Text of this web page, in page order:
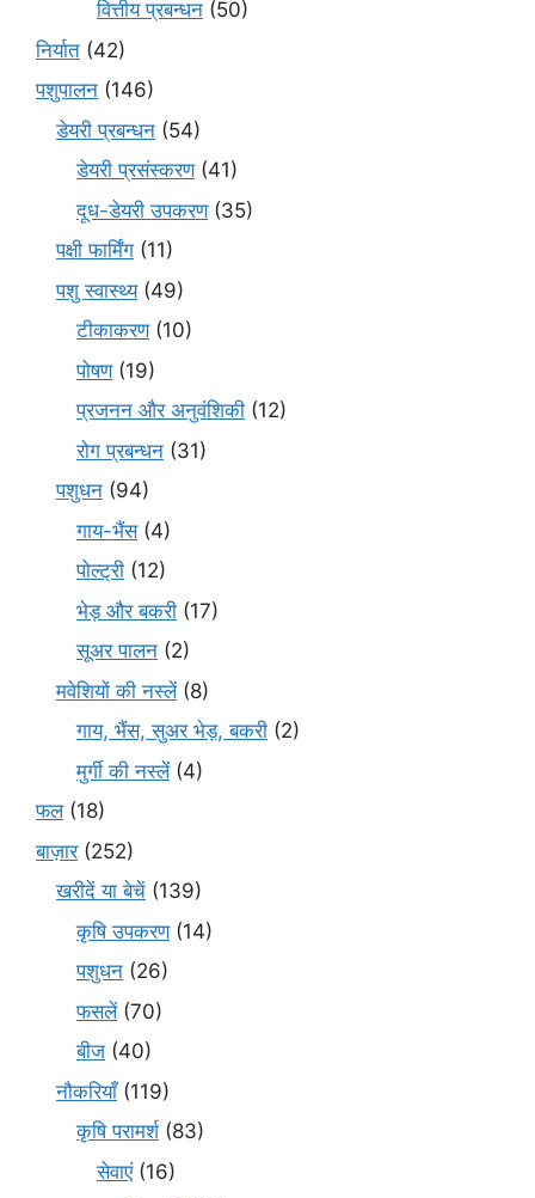
वित्तीय प्रबन्धन (50)
निर्यात (42)
पशुपालन (146)
डेयरी प्रबन्धन (54)
डेयरी प्रसंस्करण(41)
दूध-डेयरी उपकरण(35)
पक्षी फार्मिंग (11)
पशु स्वास्थ्य(49)
टीकाकरण(10)
पोषण(19)
प्रजनन और अनुवंशिकी (12)
रोग प्रबन्धन (31)
पशुधन (94)
गाय-भैंस(4)
पोल्ट्री (12)
भेड़ और बकरी (17)
सूअर पालन (2)
मवेशियों की नस्लें(8)
गाय, भैंस, सुअर भेड़, बकरी (2)
मुर्गी की नस्लें(4)
फल(18)
बाज़ार(252)
खरीदें या बेचें (139)
कृषि उपकरण(14)
पशुधन (26)
फसलें(70)
बीज (40)
नौकरियाँ(119)
कृषि परामर्श(83)
सेवाएं(16)